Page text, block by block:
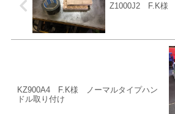
Z1000J2 F.K様
KZ900A4 F.K様 ノーマルタイプハン
ドル取り付け